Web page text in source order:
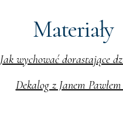
Materiały
Jak wychować dorastające
Dekalog z Janem